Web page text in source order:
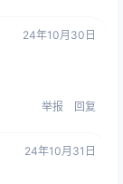
24年10月30日
举报 回复
24年10月31日